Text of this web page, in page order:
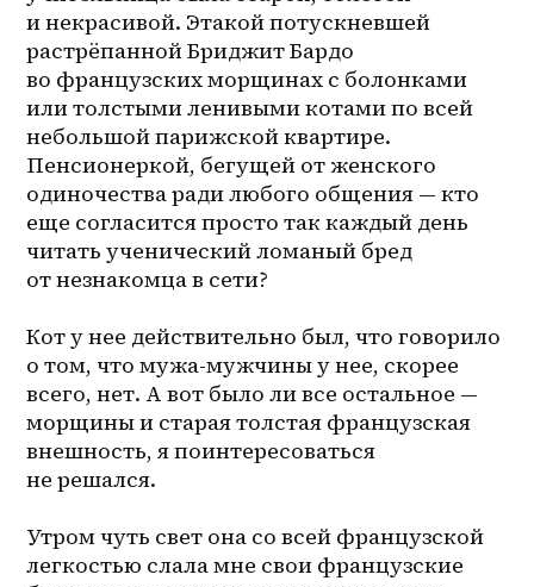
и некрасивой. Этакой потускневшей
растрёпанной Бриджит Бардо
во французских морщинах с болонками
или толстыми ленивыми котами по всей
небольшой парижской квартире.
Пенсионеркой, бегущей от женского
одиночества ради любого общения — кто
еще согласится просто так каждый день
читать ученический ломаный бред
от незнакомца в сети?
Кот у нее действительно был, что говорило
о том, что мужа-мужчины у нее, скорее
всего, нет. А вот было ли все остальное —
морщины и старая толстая французская
внешность, я поинтересоваться
не решался.
Утром чуть свет она со всей французской
легкостью слала мне свои французские